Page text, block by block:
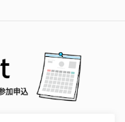
加申込